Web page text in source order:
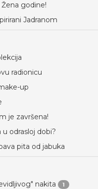
godine!
Jadranom
radionicu
up
je završena!
odrasloj dobi?
pita od jabuka
nakita 1